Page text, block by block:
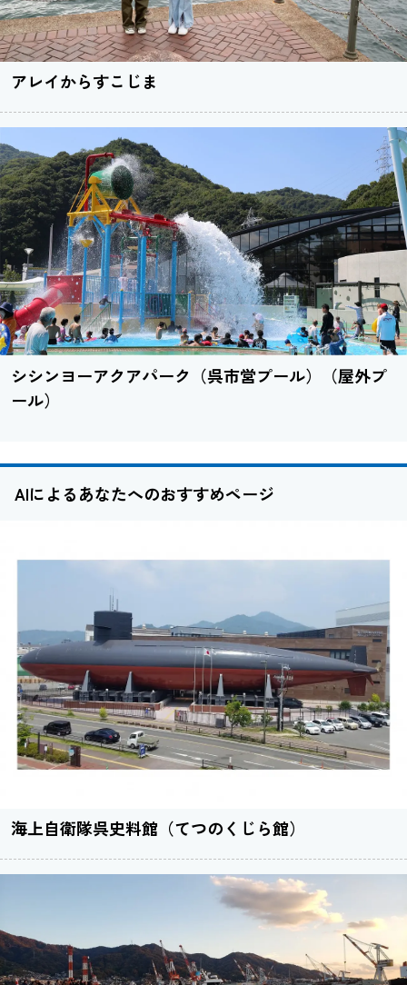
アレイからすこじま
シシンヨーアクアパーク（呉市営プール）（屋外プ
ール）
AIによるあなたへのおすすめページ
海上自衛隊呉史料館（てつのくじら館）